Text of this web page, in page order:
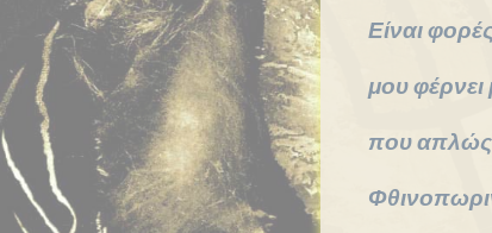
Οι
ιστορίες
μας
ποιητικά
Τα
νέα
Είναι
μου
που απλώς